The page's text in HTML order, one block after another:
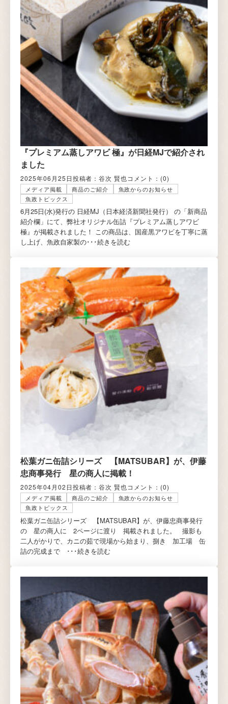
『プレミアム蒸しアワビ 極』が日経MJで紹介され
ました
2025年06月25日投稿者：谷次 賢也コメント： (0)
メディア掲載 商品のご紹介
魚政からのお知らせ
魚政トピックス
6月25日(水)発行の 日経MJ（日本経済新聞社発行） の「新商品
紹介欄」にて、弊社オリジナル缶詰『プレミアム蒸しアワビ
極』が掲載されました！ この商品は、国産黒アワビを丁寧に蒸
し上げ、魚政自家製の･･･続きを読む
松葉ガニ缶詰シリーズ 【MATSUBAR】が、伊藤
忠商事発行 星の商人に掲載！
2025年04月02日投稿者：谷次 賢也コメント： (0)
メディア掲載 商品のご紹介
魚政からのお知らせ
魚政トピックス
松葉ガニ缶詰シリーズ 【MATSUBAR】が、伊藤忠商事発行
の 星の商人に 2ページに渡り 掲載されました。 撮影も
二人がかりで、カニの茹で現場から始まり、捌き 加工場 缶
詰の完成まで ･･･続きを読む